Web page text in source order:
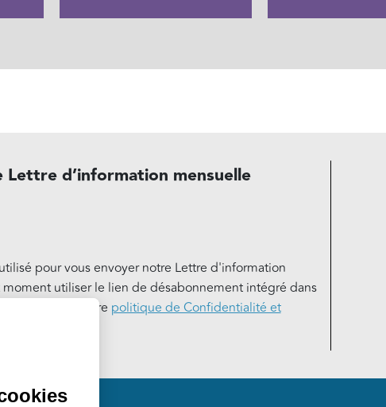
d’information mensuelle
pour vous envoyer notre Lettre d'information
utiliser le lien de désabonnement intégré dans
plus sur notre politique de Confidentialité et
Pied de page